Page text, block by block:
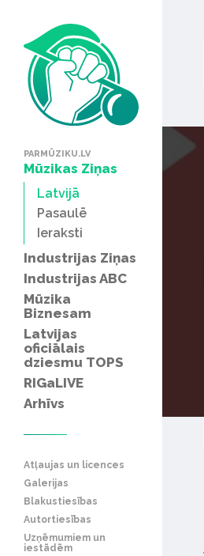
PARMŪZIKU.LV
Mūzikas Ziņas
Latvijā
Pasaulē
Ieraksti
Industrijas Ziņas
Industrijas ABC
Mūzika
Biznesam
Latvijas
oficiālais
dziesmu TOPS
RIGaLIVE
Arhīvs
Atļaujas un licences
Galerijas
Blakustiesības
Autortiesības
Uzņēmumiem un
iestādēm